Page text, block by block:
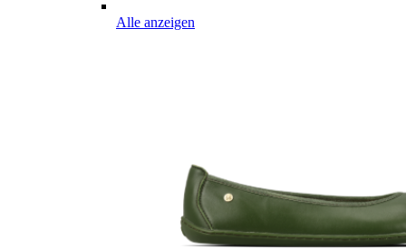
Alle anzeigen